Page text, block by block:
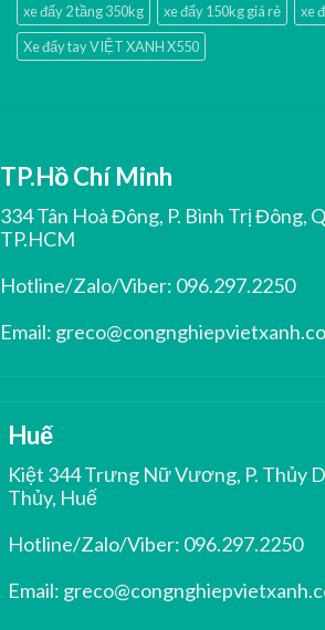
xe đẩy 2 tầng 350kg
xe đẩy 150kg giá rẻ
xe
Xe đẩy tay VIỆT XANH X550
TP.Hồ Chí Minh
334 Tân Hoà Đông, P. Bình Trị Đông,
TP.HCM
Hotline/Zalo/Viber: 096.297.2250
Email:
Huế
Kiệt 344 Trưng Nữ Vương, P. Thủy
Thủy, Huế
Hotline/Zalo/Viber: 096.297.2250
Email: